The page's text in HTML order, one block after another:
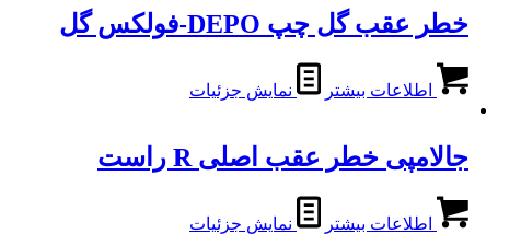
خطر عقب گل چپ DEPO-فولکس گل
اطلاعات بیشتر نمایش جزئیات
جالامپی خطر عقب اصلی R راست
اطلاعات بیشتر نمایش جزئیات